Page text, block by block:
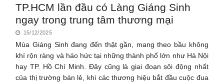
TP.HCM lần đầu có Làng Giáng Sinh
ngay trong trung tâm thương mại
15/12/2025
Mùa Giáng Sinh đang đến thật gần, mang theo bầu không
khí rộn ràng và háo hức tại những thành phố lớn như Hà Nội
hay TP. Hồ Chí Minh. Đây cũng là giai đoạn sôi động nhất
của thị trường bán lẻ, khi các thương hiệu bắt đầu cuộc đua